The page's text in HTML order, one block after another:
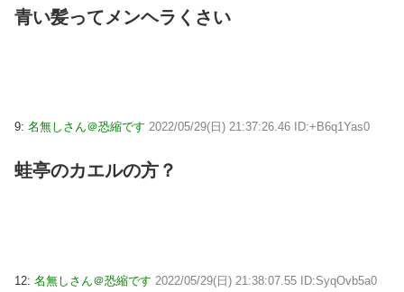
青い髪ってメンヘラくさい
9: 名無しさん＠恐縮です 2022/05/29(日) 21:37:26.46 ID:+B6q1Yas0
蛙亭のカエルの方？
12: 名無しさん＠恐縮です 2022/05/29(日) 21:38:07.55 ID:SyqOvb5a0